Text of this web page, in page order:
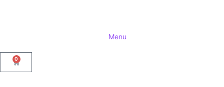
Menu
0